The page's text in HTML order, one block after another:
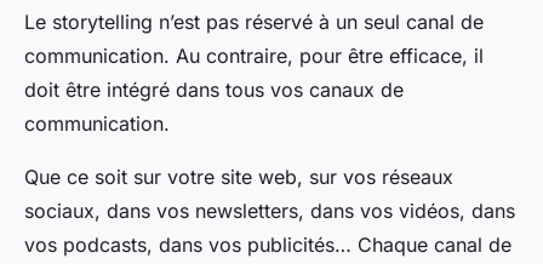
Le storytelling n’est pas réservé à un seul canal de
communication. Au contraire, pour être efficace, il
doit être intégré dans tous vos canaux de
communication.
Que ce soit sur votre site web, sur vos réseaux
sociaux, dans vos newsletters, dans vos vidéos, dans
vos podcasts, dans vos publicités… Chaque canal de